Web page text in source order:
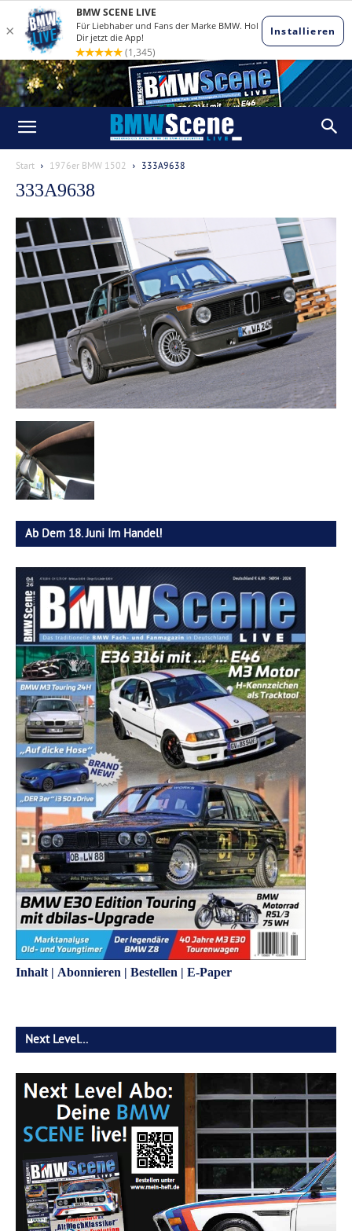
Start 1976er BMW 1502 333A9638
333A9638
Ab Dem 18. Juni Im Handel!
Inhalt | Abonnieren | Bestellen | E-Paper
Next Level…